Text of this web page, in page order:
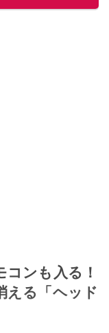
コンも入る！
える「ヘッド